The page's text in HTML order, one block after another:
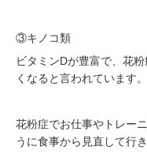
③キノコ類
ビタミンDが豊富で、花
くなると言われています。
花粉症でお仕事やトレー
うに食事から見直して行き